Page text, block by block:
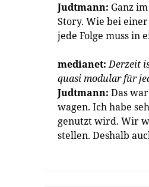
Judtmann: Ganz
Story. Wie bei
jede Folge muss in
medianet:Derzeit
quasi modular für
Judtmann: Das
wagen. Ich habe
genutzt wird. Wir
stellen. Deshalb